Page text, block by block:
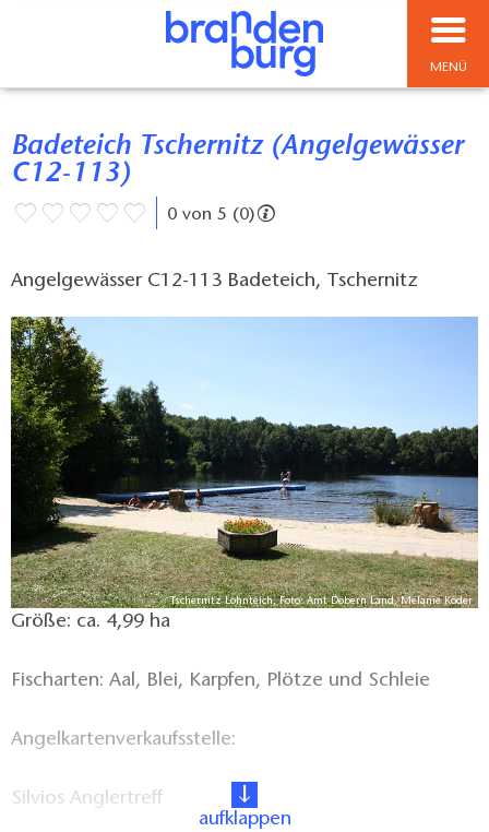
MENÜ
Badeteich Tschernitz (Angelgewässer
C12-113)
0 von 5 (0)
Angelgewässer C12-113 Badeteich, Tschernitz
Tschernitz Lohnteich, Foto: Amt Döbern Land, Melanie Köder
Größe: ca. 4,99 ha
Fischarten: Aal, Blei, Karpfen, Plötze und Schleie
Angelkartenverkaufsstelle:
Silvios Anglertreff
aufklappen